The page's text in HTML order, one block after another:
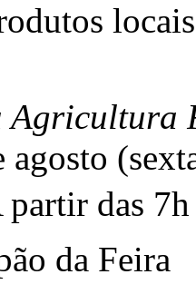
Agricultura
agosto
partir das
da Feira